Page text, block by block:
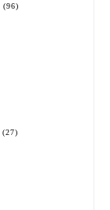
(96)
(27)